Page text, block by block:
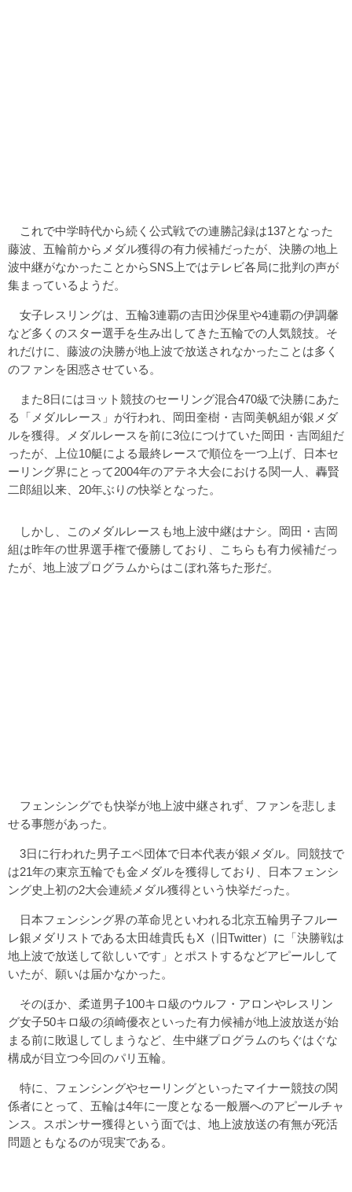
これで中学時代から続く公式戦での連勝記録は137となった
藤波、五輪前からメダル獲得の有力候補だったが、決勝の地上
波中継がなかったことからSNS上ではテレビ各局に批判の声が
集まっているようだ。
女子レスリングは、五輪3連覇の吉田沙保里や4連覇の伊調馨
など多くのスター選手を生み出してきた五輪での人気競技。そ
れだけに、藤波の決勝が地上波で放送されなかったことは多く
のファンを困惑させている。
また8日にはヨット競技のセーリング混合470級で決勝にあた
る「メダルレース」が行われ、岡田奎樹・吉岡美帆組が銀メダ
ルを獲得。メダルレースを前に3位につけていた岡田・吉岡組だ
ったが、上位10艇による最終レースで順位を一つ上げ、日本セ
ーリング界にとって2004年のアテネ大会における関一人、轟賢
二郎組以来、20年ぶりの快挙となった。
しかし、このメダルレースも地上波中継はナシ。岡田・吉岡
組は昨年の世界選手権で優勝しており、こちらも有力候補だっ
たが、地上波プログラムからはこぼれ落ちた形だ。
フェンシングでも快挙が地上波中継されず、ファンを悲しま
せる事態があった。
3日に行われた男子エペ団体で日本代表が銀メダル。同競技で
は21年の東京五輪でも金メダルを獲得しており、日本フェンシ
ング史上初の2大会連続メダル獲得という快挙だった。
日本フェンシング界の革命児といわれる北京五輪男子フルー
レ銀メダリストである太田雄貴氏もX（旧Twitter）に「決勝戦は
地上波で放送して欲しいです」とポストするなどアピールして
いたが、願いは届かなかった。
そのほか、柔道男子100キロ級のウルフ・アロンやレスリン
グ女子50キロ級の須崎優衣といった有力候補が地上波放送が始
まる前に敗退してしまうなど、生中継プログラムのちぐはぐな
構成が目立つ今回のパリ五輪。
特に、フェンシングやセーリングといったマイナー競技の関
係者にとって、五輪は4年に一度となる一般層へのアピールチャ
ンス。スポンサー獲得という面では、地上波放送の有無が死活
問題ともなるのが現実である。